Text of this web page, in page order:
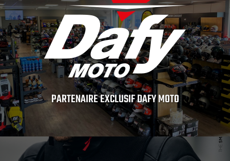
PARTENAIRE EXCLUSIF DAFY MOTO